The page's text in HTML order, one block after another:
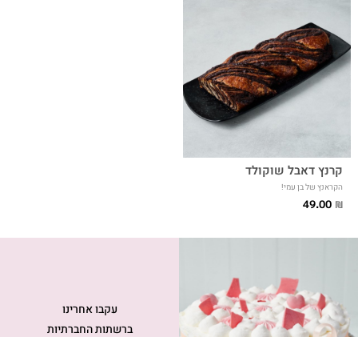
קרנץ דאבל שוקולד
49.00 ₪
הקראנץ של בן עמי!
עקבו אחרינו
ברשתות החברתיות